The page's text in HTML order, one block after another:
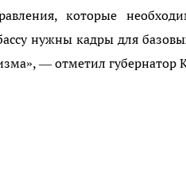
которые
нужны кадры для
— отметил губернатор